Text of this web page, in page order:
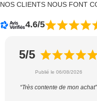
NOS CLIENTS NOUS FONT
4.6/5
5/5
Publié le 06/08/2026
“Très contente de mon achat”